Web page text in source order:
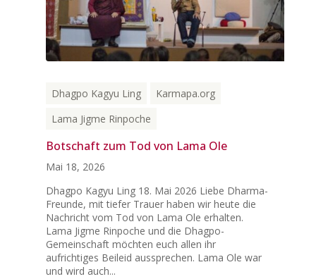
Dhagpo Kagyu Ling
Karmapa.org
Lama Jigme Rinpoche
Botschaft zum Tod von Lama Ole
Mai 18, 2026
Dhagpo Kagyu Ling 18. Mai 2026 Liebe Dharma-
Freunde, mit tiefer Trauer haben wir heute die
Nachricht vom Tod von Lama Ole erhalten.
Lama Jigme Rinpoche und die Dhagpo-
Gemeinschaft möchten euch allen ihr
aufrichtiges Beileid aussprechen. Lama Ole war
und wird auch...